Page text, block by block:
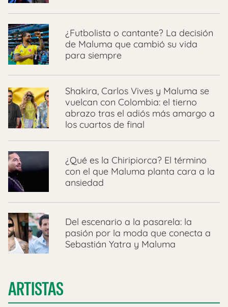
¿Futbolista o cantante? La decisión
de Maluma que cambió su vida
para siempre
Shakira, Carlos Vives y Maluma se
vuelcan con Colombia: el tierno
abrazo tras el adiós más amargo a
los cuartos de final
¿Qué es la Chiripiorca? El término
con el que Maluma planta cara a la
ansiedad
Del escenario a la pasarela: la
pasión por la moda que conecta a
Sebastián Yatra y Maluma
ARTISTAS